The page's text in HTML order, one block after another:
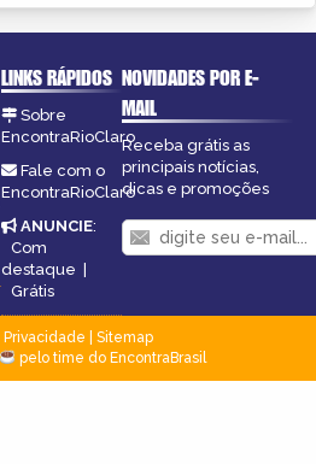
LINKS RÁPIDOS
Sobre
EncontraRioClaro
Fale com o
EncontraRioClaro
ANUNCIE:
Com
destaque
Grátis
NOVIDADES POR E-
MAIL
Receba grátis as
principais notícias,
dicas e promoções
Privacidade
Sitemap
pelo time do EncontraBrasil